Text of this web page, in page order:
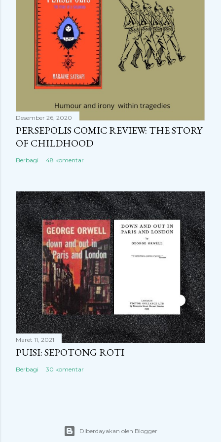
Desember 26, 2020
PERSEPOLIS COMIC REVIEW: THE STORY
OF CHILDHOOD
Berbagi 48 komentar
Maret 11, 2021
PUISI: SEPOTONG ROTI
Berbagi 30 komentar
Diberdayakan oleh Blogger